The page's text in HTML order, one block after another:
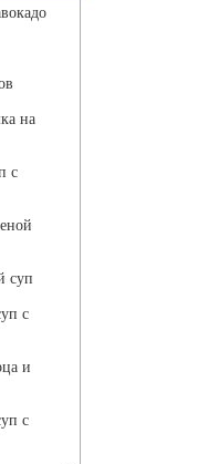
на
с
суп
с
и
с